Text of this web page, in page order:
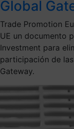
Global
Trade Promotion
UE un documento
Investment para
participación de
Gateway.